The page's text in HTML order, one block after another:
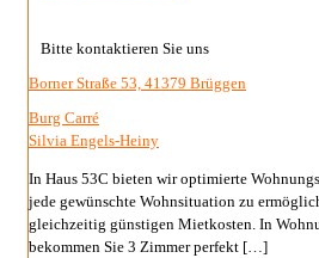
Bitte kontaktieren Sie uns
Borner Straße 53, 41379 Brüggen
Burg Carré
Silvia Engels-Heiny
In Haus 53C bieten wir optimierte
jede gewünschte Wohnsituation zu
gleichzeitig günstigen Mietkosten. In
bekommen Sie 3 Zimmer perfekt […]